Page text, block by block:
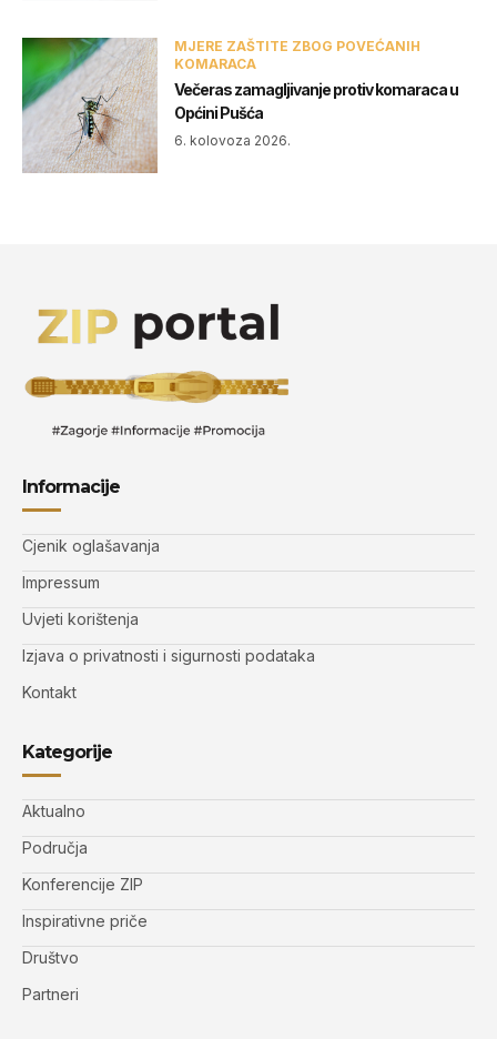
MJERE ZAŠTITE ZBOG POVEĆANIH
KOMARACA
Večeras zamagljivanje protiv komaraca u
Općini Pušća
6. kolovoza 2026.
Informacije
Cjenik oglašavanja
Impressum
Uvjeti korištenja
Izjava o privatnosti i sigurnosti podataka
Kontakt
Kategorije
Aktualno
Područja
Konferencije ZIP
Inspirativne priče
Društvo
Partneri